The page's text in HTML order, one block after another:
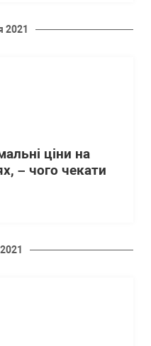
2021
ціни на
– чого чекати